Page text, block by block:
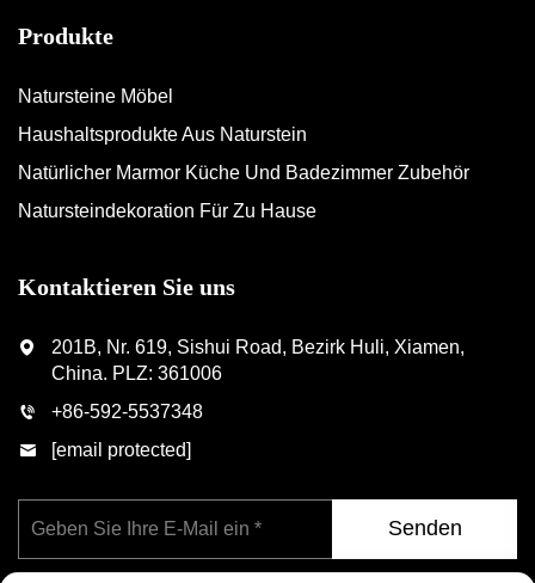
Produkte
Natursteine Möbel
Haushaltsprodukte Aus Naturstein
Natürlicher Marmor Küche Und Badezimmer Zubehör
Natursteindekoration Für Zu Hause
Kontaktieren Sie uns
201B, Nr. 619, Sishui Road, Bezirk Huli, Xiamen,
China. PLZ: 361006
+86-592-5537348
[email protected]
Senden